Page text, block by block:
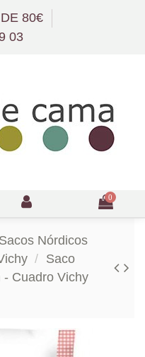
80€
03
0
Sacos Nórdicos
Saco
- Cuadro Vichy